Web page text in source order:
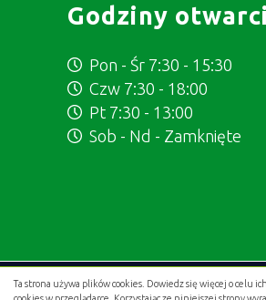
Ta strona używa plików cookies. Dowiedz się więcej o celu
Godziny
Pon - Śr 7:30 - 15:30
Czw 7:30 - 18:00
Pt 7:30 - 13:00
Sob - Nd - Zamknięte
Projekt i wykonanie:.gold